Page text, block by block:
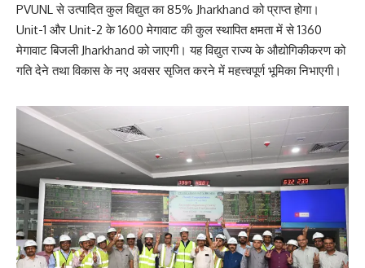
PVUNL से उत्पादित कुल विद्युत का 85% Jharkhand को प्राप्त होगा।
Unit-1 और Unit-2 के 1600 मेगावाट की कुल स्थापित क्षमता में से 1360
मेगावाट बिजली Jharkhand को जाएगी। यह विद्युत राज्य के औद्योगिकीकरण को
गति देने तथा विकास के नए अवसर सृजित करने में महत्त्वपूर्ण भूमिका निभाएगी।